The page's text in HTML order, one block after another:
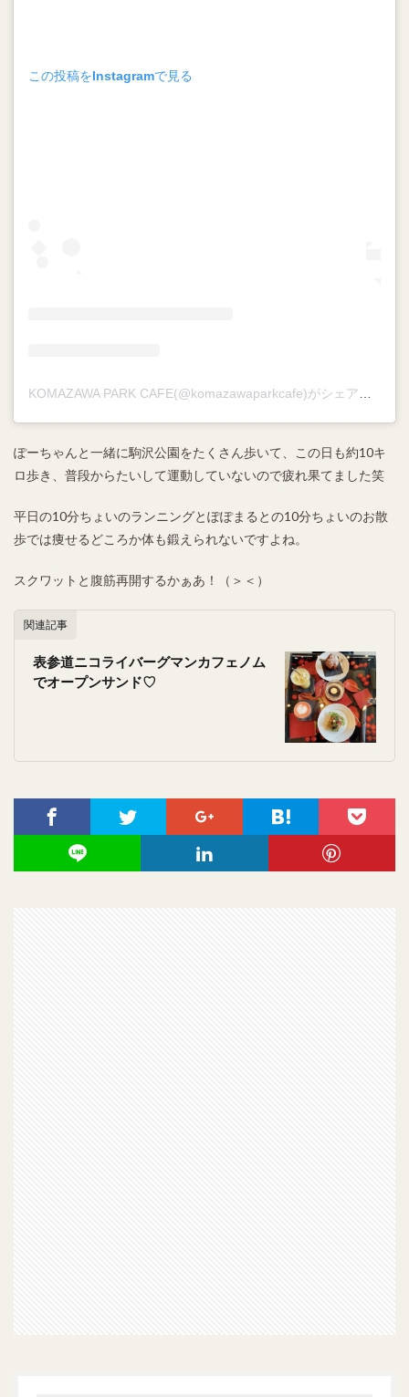
この投稿をInstagramで見る
ぽーちゃんと一緒に駒沢公園をたくさん歩いて、この日も約10キ
ロ歩き、普段からたいして運動していないので疲れ果てました笑
平日の10分ちょいのランニングとぽぽまるとの10分ちょいのお散
歩では痩せるどころか体も鍛えられないですよね。
スクワットと腹筋再開するかぁあ！（＞＜）
関連記事
表参道ニコライバーグマンカフェノム
でオープンサンド♡